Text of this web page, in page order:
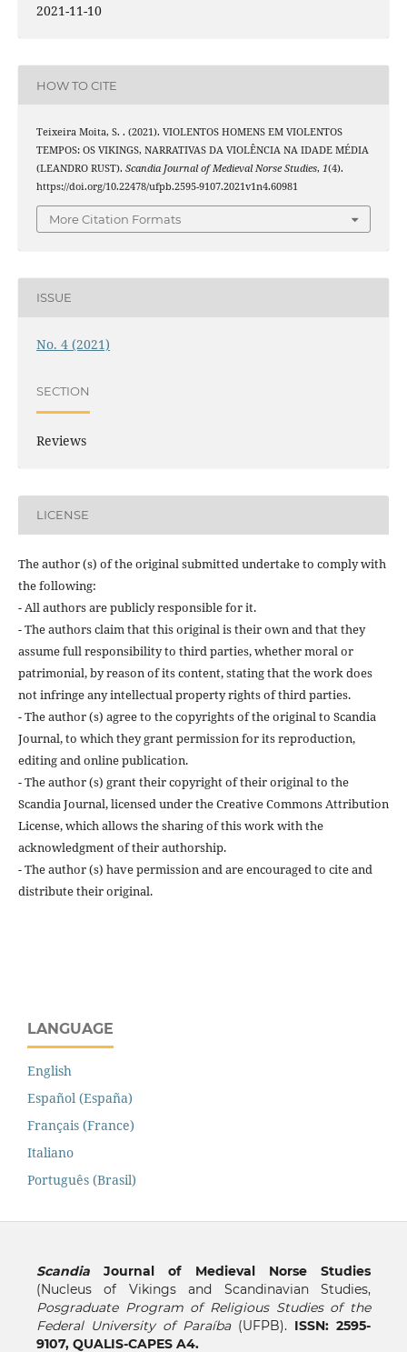
2021-11-10
HOW TO CITE
Teixeira Moita, S. . (2021). VIOLENTOS HOMENS EM VIOLENTOS
TEMPOS: OS VIKINGS, NARRATIVAS DA VIOLÊNCIA NA IDADE MÉDIA
(LEANDRO RUST). Scandia Journal of Medieval Norse Studies, 1(4).
https://doi.org/10.22478/ufpb.2595-9107.2021v1n4.60981
More Citation Formats
ISSUE
No. 4 (2021)
SECTION
Reviews
LICENSE
The author (s) of the original submitted undertake to comply with
the following:
- All authors are publicly responsible for it.
- The authors claim that this original is their own and that they
assume full responsibility to third parties, whether moral or
patrimonial, by reason of its content, stating that the work does
not infringe any intellectual property rights of third parties.
- The author (s) agree to the copyrights of the original to Scandia
Journal, to which they grant permission for its reproduction,
editing and online publication.
- The author (s) grant their copyright of their original to the
Scandia Journal, licensed under the Creative Commons Attribution
License, which allows the sharing of this work with the
acknowledgment of their authorship.
- The author (s) have permission and are encouraged to cite and
distribute their original.
LANGUAGE
English
Español (España)
Français (France)
Italiano
Português (Brasil)
ScandiaJournal of Medieval Norse Studies
(Nucleus of Vikings and Scandinavian Studies,
Posgraduate Program of Religious Studies of the
Federal University of Paraíba(UFPB). ISSN: 2595-
9107, QUALIS-CAPES A4.